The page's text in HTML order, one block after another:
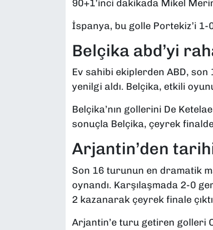
90+1’inci dakikada Mikel
İspanya, bu golle Portekiz’i
Belçika abd’yi
Ev sahibi ekiplerden ABD,
yenilgi aldı. Belçika, etkili
Belçika’nın gollerini De
sonuçla Belçika, çeyrek
Arjantin’den
Son 16 turunun en dramatik
oynandı. Karşılaşmada 2-0
2 kazanarak çeyrek finale
Arjantin’e turu getiren golleri